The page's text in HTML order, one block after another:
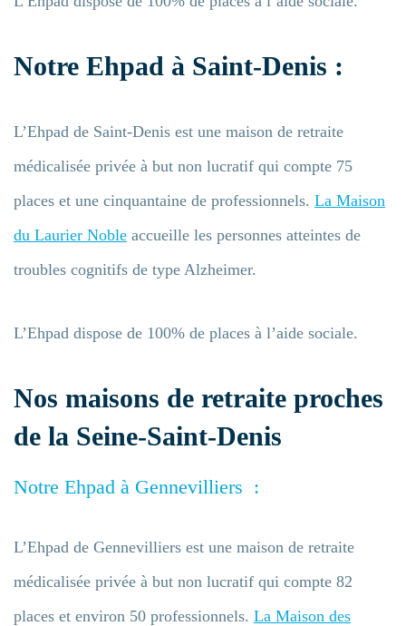
Entrez votre recherche
Notre Ehpad à Saint-Denis :
L’Ehpad de Saint-Denis est une maison de retraite
médicalisée privée à but non lucratif qui compte 75
places et une cinquantaine de professionnels. La Maison
du Laurier Noble accueille les personnes atteintes de
troubles cognitifs de type Alzheimer.
L’Ehpad dispose de 100% de places à l’aide sociale.
Nos maisons de retraite proches
de la Seine-Saint-Denis
Notre Ehpad à Gennevilliers :
L’Ehpad de Gennevilliers est une maison de retraite
médicalisée privée à but non lucratif qui compte 82
places et environ 50 professionnels. La Maison des